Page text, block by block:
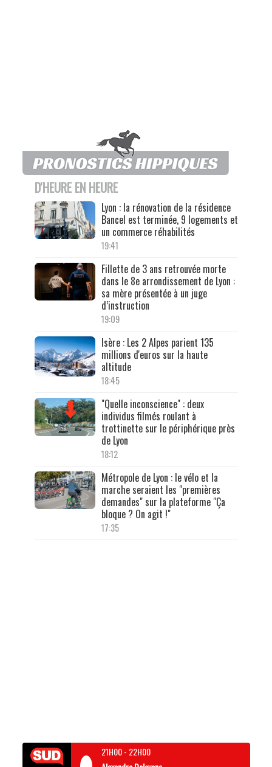
D'HEURE EN HEURE
Lyon : la rénovation de la résidence
Bancel est terminée, 9 logements et
un commerce réhabilités
19:41
Fillette de 3 ans retrouvée morte
dans le 8e arrondissement de Lyon :
sa mère présentée à un juge
d’instruction
19:09
Isère : Les 2 Alpes parient 135
millions d'euros sur la haute
altitude
18:45
"Quelle inconscience" : deux
individus filmés roulant à
trottinette sur le périphérique près
de Lyon
18:12
Métropole de Lyon : le vélo et la
marche seraient les "premières
demandes" sur la plateforme "Ça
bloque ? On agit !"
17:35
21H00- 22H00